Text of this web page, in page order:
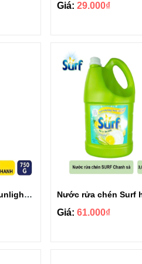
Giá: 29.000₫
Nước rửa chén Sunlight chanh sả chai 750g
Giá: 61.000₫